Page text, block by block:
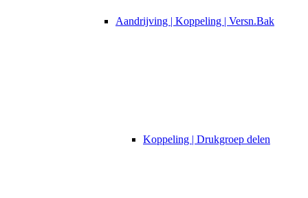
Aandrijving | Koppeling | Versn.Bak
Koppeling | Drukgroep delen